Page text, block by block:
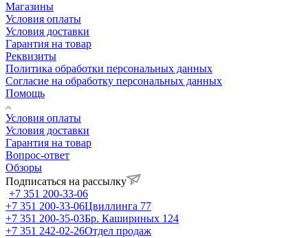
Магазины
Условия оплаты
Условия доставки
Гарантия на товар
Реквизиты
Политика обработки персональных данных
Согласие на обработку персональных данных
Помощь
Условия оплаты
Условия доставки
Гарантия на товар
Вопрос-ответ
Обзоры
Подписаться на рассылку
+7 351 200-33-06
+7 351 200-33-06Цвиллинга 77
+7 351 200-35-03Бр. Кашириных 124
+7 351 242-02-26Отдел продаж